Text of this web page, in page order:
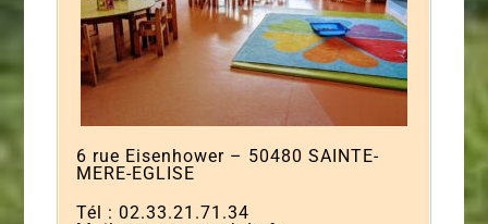
6 rue Eisenhower – 50480 SAINTE-
MERE-EGLISE
Tél : 02.33.21.71.34